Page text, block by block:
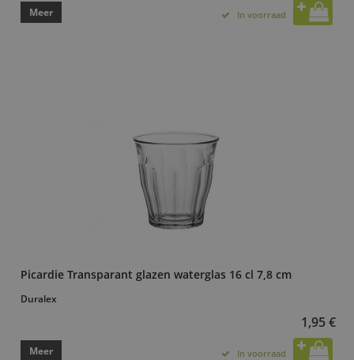
Meer In voorraad
Picardie Transparant glazen waterglas 16 cl 7,8 cm
Duralex
1,95 €
Meer In voorraad